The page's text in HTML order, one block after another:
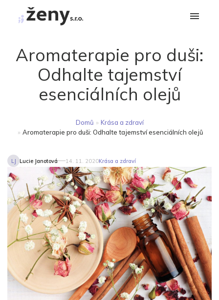
Aromaterapie pro duši:
Odhalte tajemství
esenciálních olejů
Domů » Krása a zdraví
» Aromaterapie pro duši: Odhalte tajemství esenciálních olejů
LJ Lucie Janotová 14. 11. 2020Krása a zdraví